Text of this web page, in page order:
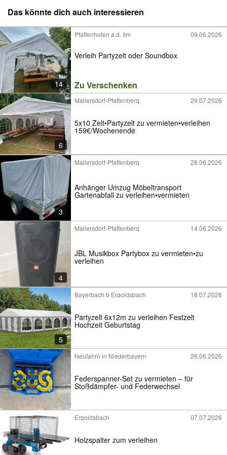
Das könnte dich auch interessieren
14
Pfaffenhofen a.d. Ilm 09.06.2026
Verleih Partyzelt oder Soundbox
Zu Verschenken
6
Mallersdorf-Pfaffenberg 29.07.2026
5x10 Zelt•Partyzelt zu vermieten•verleihen
159€/Wochenende
3
Mallersdorf-Pfaffenberg 28.06.2026
Anhänger Umzug Möbeltransport
Gartenabfall zu verleihen•vermieten
4
Mallersdorf-Pfaffenberg 14.06.2026
JBL Musikbox Partybox zu vermieten•zu
verleihen
5
Bayerbach b Ergoldsbach 18.07.2026
Partyzelt 6x12m zu verleihen Festzelt
Hochzeit Geburtstag
Neufahrn in Niederbayern 26.06.2026
Federspanner-Set zu vermieten – für
Stoßdämpfer- und Federwechsel
Ergoldsbach 07.07.2026
Holzspalter zum verleihen